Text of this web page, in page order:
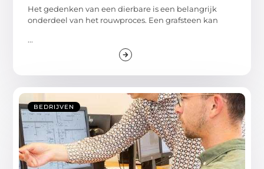
Het gedenken van een dierbare is een belangrijk
onderdeel van het rouwproces. Een grafsteen kan
...
BEDRIJVEN